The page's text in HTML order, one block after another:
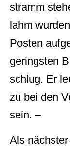
stramm
lahm
Posten
geringsten
schlug. Er
zu bei den
sein. –
Als